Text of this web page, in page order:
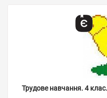
Трудове навчання. 4